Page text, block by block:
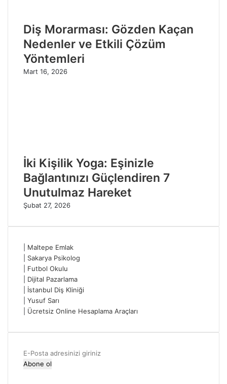
Diş Morarması: Gözden Kaçan
Nedenler ve Etkili Çözüm
Yöntemleri
Mart 16, 2026
İki Kişilik Yoga: Eşinizle
Bağlantınızı Güçlendiren 7
Unutulmaz Hareket
Şubat 27, 2026
Maltepe Emlak
Sakarya Psikolog
Futbol Okulu
Dijital Pazarlama
İstanbul Diş Kliniği
Yusuf Sarı
Ücretsiz Online Hesaplama Araçları
E-
Posta